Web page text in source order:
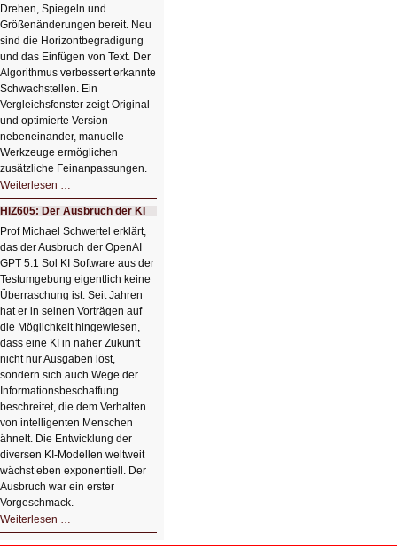
Drehen, Spiegeln und
Größenänderungen bereit. Neu
sind die Horizontbegradigung
und das Einfügen von Text. Der
Algorithmus verbessert erkannte
Schwachstellen. Ein
Vergleichsfenster zeigt Original
und optimierte Version
nebeneinander, manuelle
Werkzeuge ermöglichen
zusätzliche Feinanpassungen.
Weiterlesen …
Bildverschönerung
mit
einem
Klick
HIZ606:
Bildverschönerung
mit
einem
Klick
HIZ605: Der Ausbruch der KI
Prof Michael Schwertel erklärt,
das der Ausbruch der OpenAI
GPT 5.1 Sol KI Software aus der
Testumgebung eigentlich keine
Überraschung ist. Seit Jahren
hat er in seinen Vorträgen auf
die Möglichkeit hingewiesen,
dass eine KI in naher Zukunft
nicht nur Ausgaben löst,
sondern sich auch Wege der
Informationsbeschaffung
beschreitet, die dem Verhalten
von intelligenten Menschen
ähnelt. Die Entwicklung der
diversen KI-Modellen weltweit
wächst eben exponentiell. Der
Ausbruch war ein erster
Vorgeschmack.
Weiterlesen …
Der